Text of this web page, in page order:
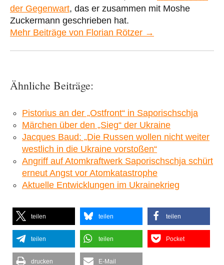
der Gegenwart, das er zusammen mit Moshe
Zuckermann geschrieben hat.
Mehr Beiträge von Florian Rötzer →
Ähnliche Beiträge:
Pistorius an der „Ostfront“ in Saporischschja
Märchen über den „Sieg“ der Ukraine
Jacques Baud: „Die Russen wollen nicht weiter
westlich in die Ukraine vorstoßen“
Angriff auf Atomkraftwerk Saporischschja schürt
erneut Angst vor Atomkatastrophe
Aktuelle Entwicklungen im Ukrainekrieg
teilen teilen teilen
teilen teilen Pocket
drucken E-Mail